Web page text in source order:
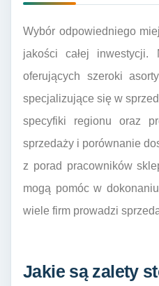
Wybór odpowiedniego
jakości całej
oferujących szeroki
specjalizujące się w
specyfiki regionu oraz
sprzedaży i porównanie
z porad pracowników
mogą pomóc w
wiele firm prowadzi
Jakie są zalety